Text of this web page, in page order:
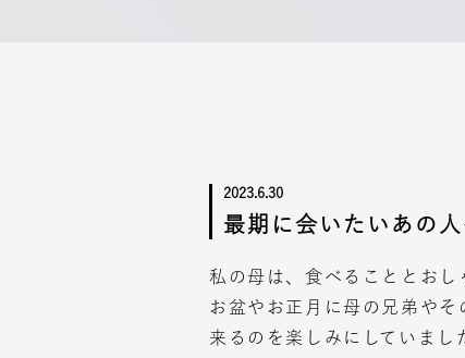
2023.6.30
最期に会いたいあの人
私の母は、食べることとおし
お盆やお正月に母の兄弟や
来るのを楽しみにしていまし